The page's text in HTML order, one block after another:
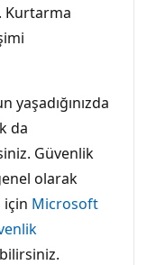
Kurtarma
yaşadığınızda
da
Güvenlik
olarak
için Microsoft